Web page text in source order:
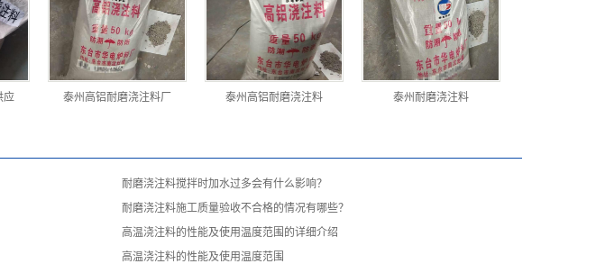
应 泰州高铝耐磨浇注料厂 泰州高铝耐磨浇注料 泰州耐磨浇注料
耐磨浇注料搅拌时加水过多会有什么影响？
耐磨浇注料施工质量验收不合格的情况有哪些？
高温浇注料的性能及使用温度范围的详细介绍
高温浇注料的性能及使用温度范围